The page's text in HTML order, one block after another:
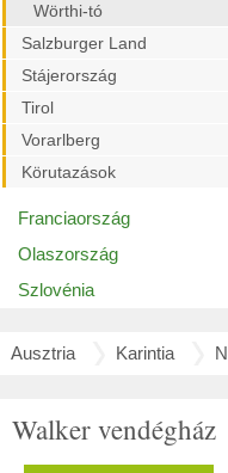
Wörthi-tó
Salzburger Land
Stájerország
Tirol
Vorarlberg
Körutazások
Franciaország
Olaszország
Szlovénia
Ausztria Karintia
Walker vendégház